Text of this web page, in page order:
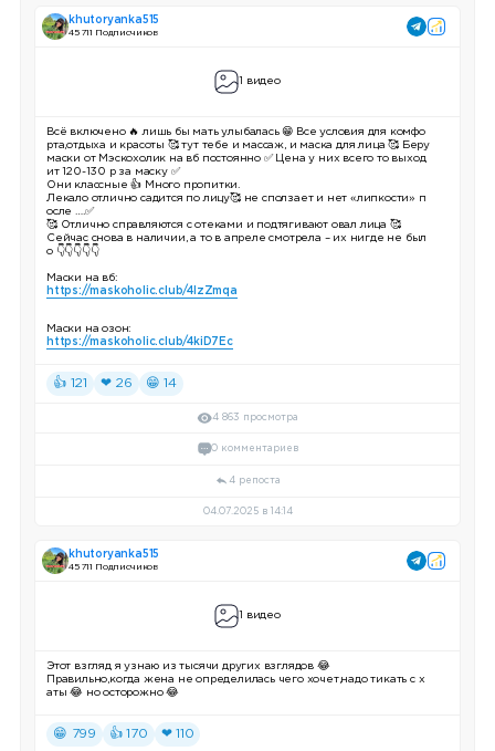
khutoryanka515
45 711 Подписчиков
1 видео
Всё включено 🔥 лишь бы мать улыбалась 😁 Все условия для комфо
рта,отдыха и красоты 🥰 тут тебе и массаж, и маска для лица 🥰 Беру
маски от Мэскохолик на вб постоянно ✅ Цена у них всего то выход
ит 120-130 р за маску ✅
Они классные 👍 Много пропитки.
Лекало отлично садится по лицу🥰 не сползает и нет «липкости» п
осле ….✅
🥰 Отлично справляются с отеками и подтягивают овал лица 🥰
Сейчас снова в наличии, а то в апреле смотрела – их нигде не был
о 👇👇👇👇👇
Маски на вб:
https://maskoholic.club/4lzZmqa
Маски на озон:
https://maskoholic.club/4kiD7Ec
👍 121 ❤ 26 😁 14
4 863 просмотра
0 комментариев
4 репоста
04.07.2025 в 14:14
khutoryanka515
45 711 Подписчиков
1 видео
Этот взгляд я узнаю из тысячи других взглядов 😂
Правильно,когда жена не определилась чего хочет,надо тикать с х
аты 😂 но осторожно 😂
😁 799 👍 170 ❤ 110